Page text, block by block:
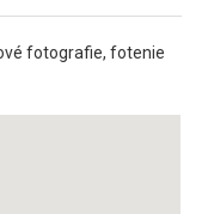
fotografie, fotenie